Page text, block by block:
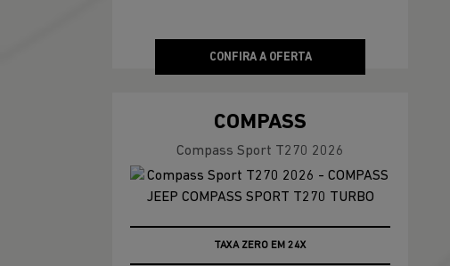
R$ 167.639,47
CONFIRA A OFERTA
COMPASS